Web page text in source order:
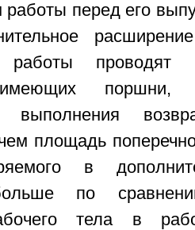
работы перед его
работы проводят
поршни,
выполнения
площадь
в
по
тела в